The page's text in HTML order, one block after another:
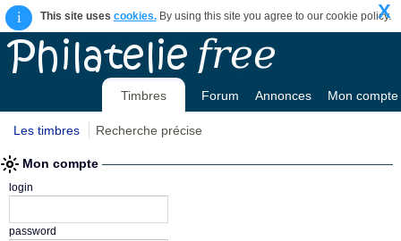
i This site uses cookies.By using this site you agree to our cookie policy.
X
Timbres Forum Annonces Mon compte
Les timbres Recherche précise
Mon compte
login
password